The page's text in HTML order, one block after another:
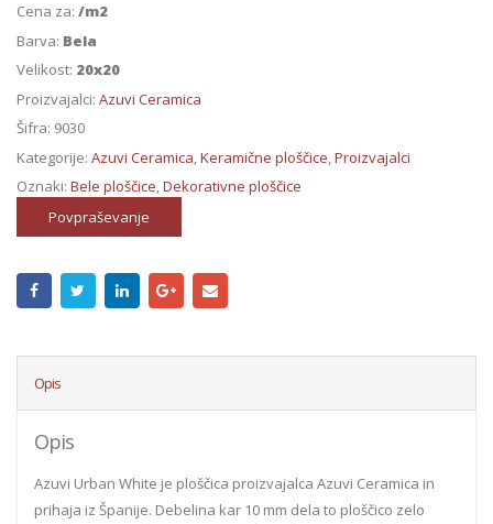
Cena za: /m2
Barva: Bela
Velikost: 20x20
Proizvajalci: Azuvi Ceramica
Šifra: 9030
Kategorije: Azuvi Ceramica,Keramične ploščice,Proizvajalci
Oznaki: Bele ploščice,Dekorativne ploščice
Povpraševanje
Opis
Opis
Azuvi Urban White je ploščica proizvajalca Azuvi Ceramica in
prihaja iz Španije. Debelina kar 10 mm dela to ploščico zelo